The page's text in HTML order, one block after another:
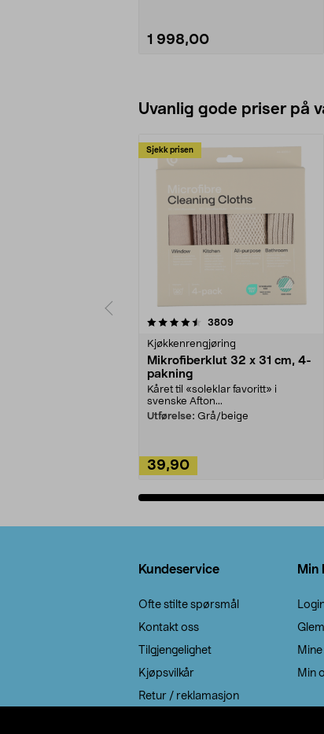
loopfunksjon.
• 2,4 GHz - fly flere droner
1 998,00
Uvanlig gode priser på
Sjekk prisen
3809anmeldelser
Kjøkkenrengjøring
Mikrofiberklut 32 x 31 cm, 4-
pakning
Kåret til «soleklar favoritt» i
svenske Afton...
Utførelse: Grå/beige
39,90
4.5av 5 stjerner
Kundeservice
Ofte stilte spørsmål
Kontakt oss
Tilgjengelighet
Kjøpsvilkår
Retur / reklamasjon
Min
Min